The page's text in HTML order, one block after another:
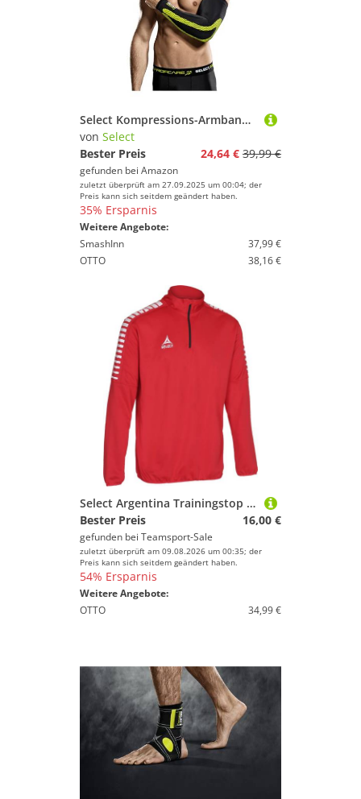
Select Kompressions-Armbandage, S, schwarz, 5661001111
von Select
Bester Preis
24,64 € 39,99 €
gefunden bei Amazon
zuletzt überprüft am 27.09.2025 um 00:04; der
Preis kann sich seitdem geändert haben.
35% Ersparnis
Weitere Angebote:
SmashInn
37,99 €
OTTO
38,16 €
Select Argentina Trainingstop Erwachsene rot weiss M
Bester Preis
16,00 €
gefunden bei Teamsport-Sale
zuletzt überprüft am 09.08.2026 um 00:35; der
Preis kann sich seitdem geändert haben.
54% Ersparnis
Weitere Angebote:
OTTO
34,99 €